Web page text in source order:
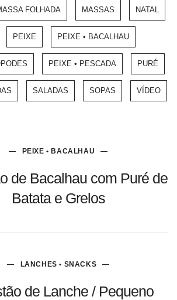
FOLHADA MASSAS NATAL
PEIXE PEIXE • BACALHAU
PEIXE • PESCADA PURÉ
SALADAS SOPAS VÍDEO
PEIXE • BACALHAU
de Bacalhau com Puré de
Batata e Grelos
LANCHES • SNACKS
de Lanche / Pequeno